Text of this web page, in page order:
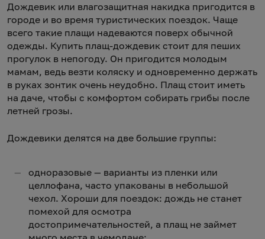
Дождевик или влагозащитная накидка пригодится в
городе и во время туристических поездок. Чаще
всего такие плащи надеваются поверх обычной
одежды. Купить плащ-дождевик стоит для пеших
прогулок в непогоду. Он пригодится молодым
мамам, ведь везти коляску и одновременно держать
в руках зонтик очень неудобно. Плащ стоит иметь
на даче, чтобы с комфортом собирать грибы после
летней грозы.
Дождевики делятся на две большие группы:
одноразовые — варианты из пленки или
целлофана, часто упакованы в небольшой
чехол. Хороши для поездок: дождь не станет
помехой для осмотра
достопримечательностей, а плащ не займет